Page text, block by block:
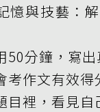
憶與技藝：
50分鐘，寫
考作文有效得
目裡，看見自